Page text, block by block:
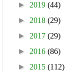
► 2019 (44)
► 2018 (29)
► 2017 (29)
► 2016 (86)
► 2015 (112)